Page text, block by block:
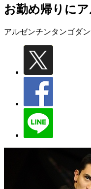
お勤め帰りに
アルゼンチンタンゴダ